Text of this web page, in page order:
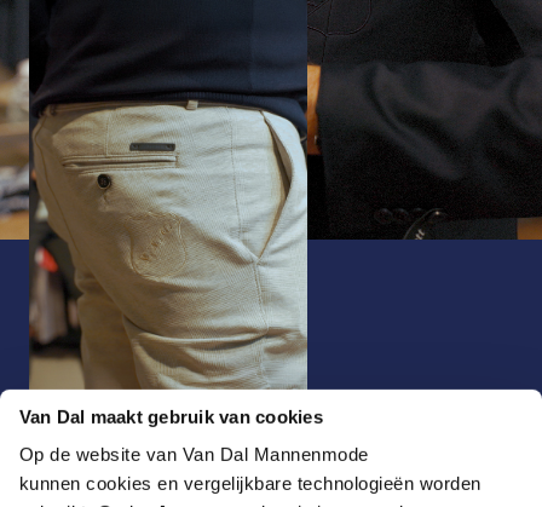
Van Dal maakt gebruik van cookies
Op de website van Van Dal Mannenmode
kunnen cookies en vergelijkbare technologieën worden